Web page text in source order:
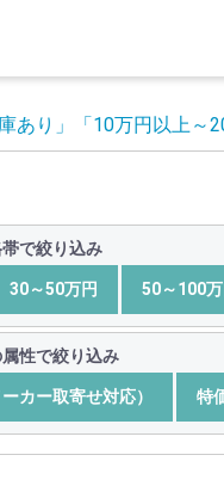
あり」 「10万円以上～
で絞り込み
30～50万円 50～100万
性で絞り込み
カー取寄せ対応） 特